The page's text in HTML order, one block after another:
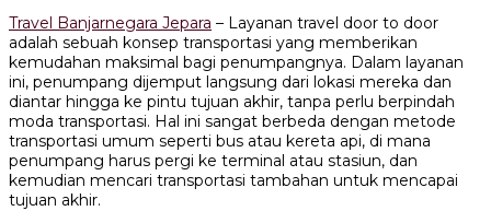
Travel Banjarnegara Jepara – Layanan travel door to door
adalah sebuah konsep transportasi yang memberikan
kemudahan maksimal bagi penumpangnya. Dalam layanan
ini, penumpang dijemput langsung dari lokasi mereka dan
diantar hingga ke pintu tujuan akhir, tanpa perlu berpindah
moda transportasi. Hal ini sangat berbeda dengan metode
transportasi umum seperti bus atau kereta api, di mana
penumpang harus pergi ke terminal atau stasiun, dan
kemudian mencari transportasi tambahan untuk mencapai
tujuan akhir.